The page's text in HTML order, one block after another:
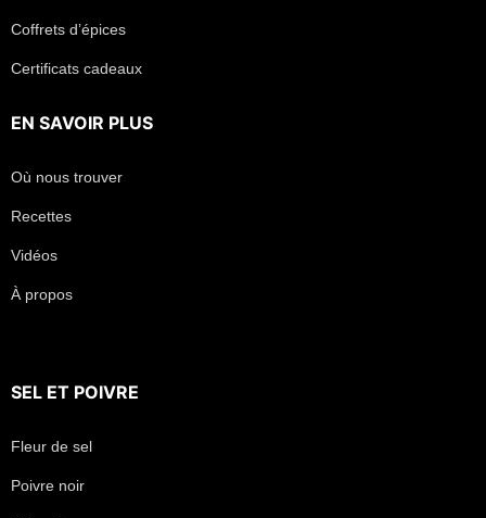
Coffrets d’épices
Certificats cadeaux
EN SAVOIR PLUS
Où nous trouver
Recettes
Vidéos
À propos
SEL ET POIVRE
Fleur de sel
Poivre noir